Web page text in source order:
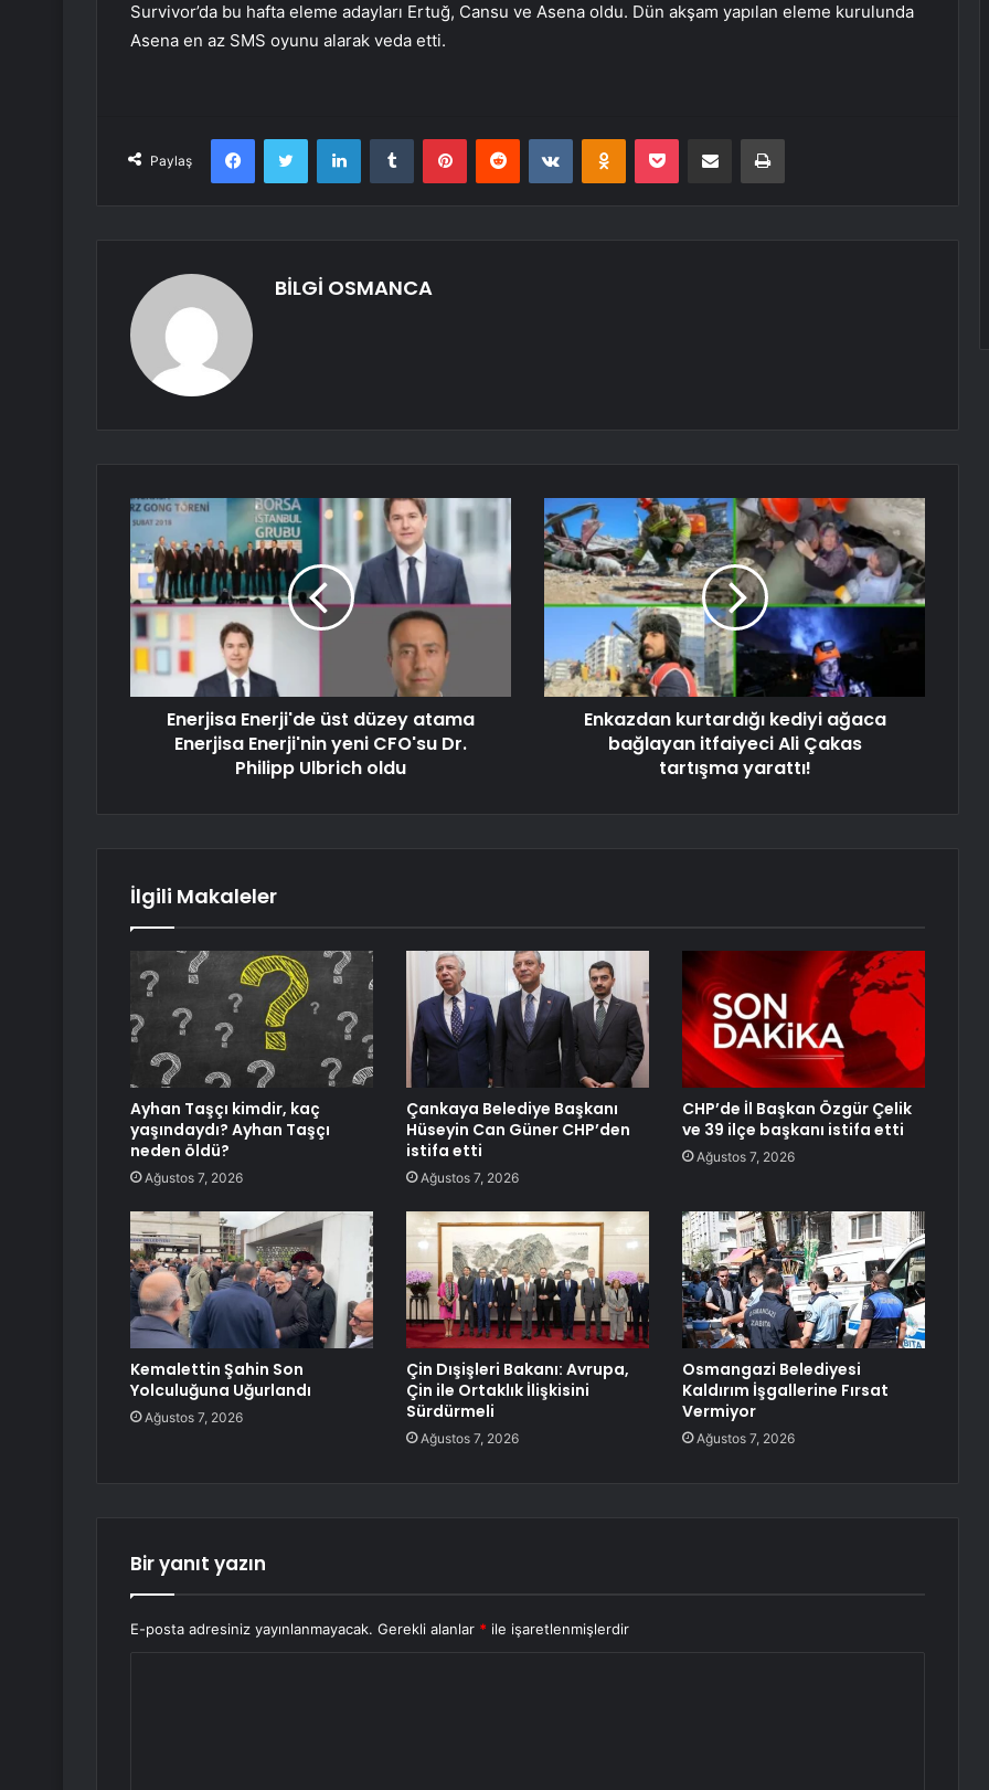
Survivor’da bu hafta eleme adayları Ertuğ, Cansu ve Asena oldu. Dün akşam yapılan eleme kurulunda
Asena en az SMS oyunu alarak veda etti.
Paylaş
FacebookTwitter LinkedInTumblr PinterestReddit VKontakteOdnoklassniki
Pocket E-Posta ile paylaş Yazdır
BİLGİ OSMANCA
Enerjisa Enerji'de üst düzey atama
Enerjisa Enerji'nin yeni CFO'su Dr.
Philipp Ulbrich oldu
Enkazdan kurtardığı kediyi ağaca
bağlayan itfaiyeci Ali Çakas
tartışma yarattı!
İlgili Makaleler
Ayhan Taşçı kimdir, kaç
yaşındaydı? Ayhan Taşçı
neden öldü?
Ağustos 7, 2026
Çankaya Belediye Başkanı
Hüseyin Can Güner CHP’den
istifa etti
Ağustos 7, 2026
CHP’de İl Başkan Özgür Çelik
ve 39 ilçe başkanı istifa etti
Ağustos 7, 2026
Kemalettin Şahin Son
Yolculuğuna Uğurlandı
Ağustos 7, 2026
Çin Dışişleri Bakanı: Avrupa,
Çin ile Ortaklık İlişkisini
Sürdürmeli
Ağustos 7, 2026
Osmangazi Belediyesi
Kaldırım İşgallerine Fırsat
Vermiyor
Ağustos 7, 2026
Bir yanıt yazın
E-posta adresiniz yayınlanmayacak. Gerekli alanlar * ile işaretlenmişlerdir